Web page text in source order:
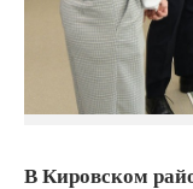
В Кировском